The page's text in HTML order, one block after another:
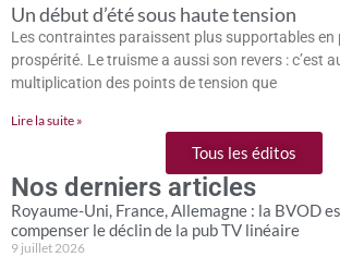
Un début d’été sous haute tension
Les contraintes paraissent plus supportables en
prospérité. Le truisme a aussi son revers : c’est
multiplication des points de tension que
Lire la suite »
Tous les éditos
Nos derniers articles
Royaume-Uni, France, Allemagne : la BVOD
compenser le déclin de la pub TV linéaire
9 juillet 2026